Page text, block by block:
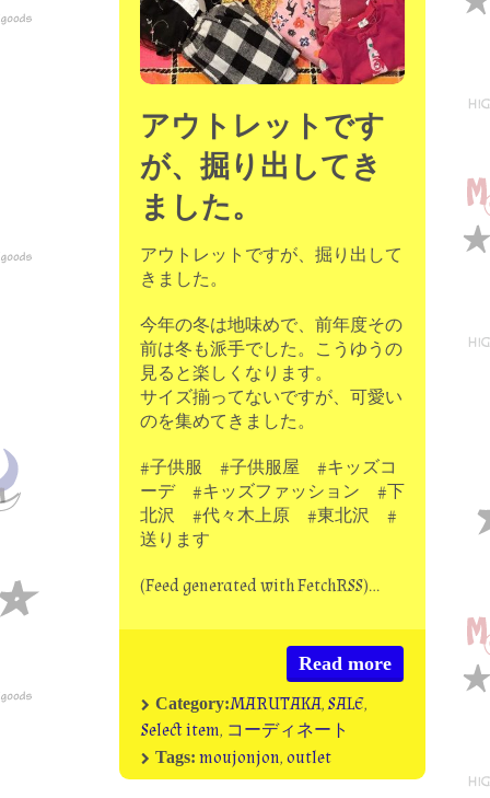
アウトレットです
が、掘り出してき
ました。
アウトレットですが、掘り出して
きました。
今年の冬は地味めで、前年度その
前は冬も派手でした。こうゆうの
見ると楽しくなります。
サイズ揃ってないですが、可愛い
のを集めてきました。
#子供服 #子供服屋 #キッズコ
ーデ #キッズファッション #下
北沢 #代々木上原 #東北沢 #
送ります
(Feed generated with FetchRSS)…
Read more
Category:MARUTAKA,SALE,
Select item, コーディネート
Tags: moujonjon,outlet